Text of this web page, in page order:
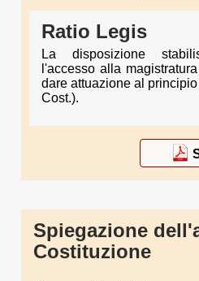
Ratio Legis
La disposizione
l'accesso alla
dare attuazione al
Cost.).
Spiegazione
Costituzione